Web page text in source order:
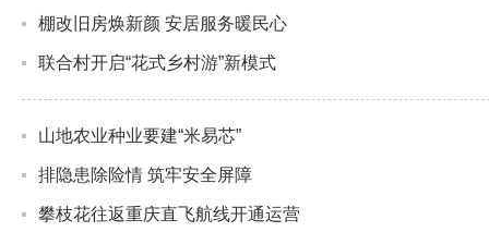
棚改旧房焕新颜 安居服务暖民心
联合村开启“花式乡村游”新模式
山地农业种业要建“米易芯”
排隐患除险情 筑牢安全屏障
攀枝花往返重庆直飞航线开通运营